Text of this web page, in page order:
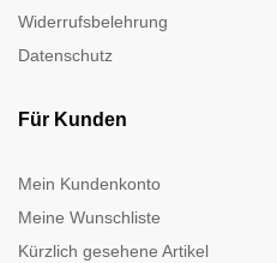
Widerrufsbelehrung
Datenschutz
Für Kunden
Mein Kundenkonto
Meine Wunschliste
Kürzlich gesehene Artikel